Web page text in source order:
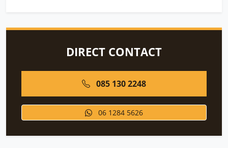
DIRECT CONTACT
085 130 2248
06 1284 5626